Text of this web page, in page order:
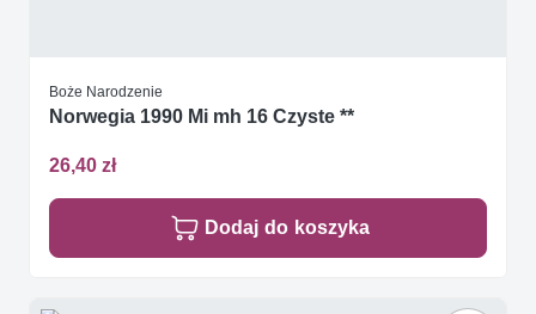
Boże Narodzenie
Norwegia 1990 Mi mh 16 Czyste **
26,40 zł
Dodaj do koszyka